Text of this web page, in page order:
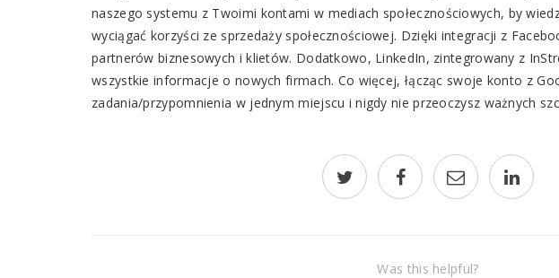
naszego systemu z Twoimi kontami w mediach społecznościowych, by
wyciągać korzyści ze sprzedaży społecznościowej. Dzięki integracji z
partnerów biznesowych i klietów. Dodatkowo, LinkedIn, zintegrowany z
wszystkie informacje o nowych firmach. Co więcej, łącząc swoje konto z
zadania/przypomnienia w jednym miejscu i nigdy nie przeoczysz ważnych
Was this helpful?